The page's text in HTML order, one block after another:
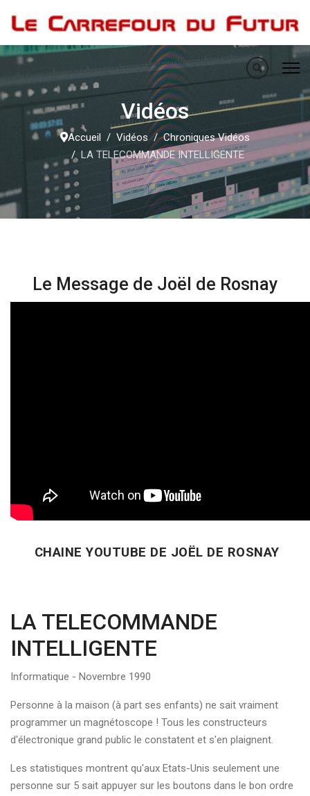
Vidéos
Accueil Vidéos
Chroniques Vidéos
LA TELECOMMANDE INTELLIGENTE
Le Message de Joël de Rosnay
CHAINE YOUTUBE DE JOËL DE ROSNAY
LA TELECOMMANDE
INTELLIGENTE
Informatique - Novembre 1990
Personne à la maison (à part ses enfants) ne sait vraiment
programmer un magnétoscope ! Tous les constructeurs
d'électronique grand public le constatent et s'en plaignent.
Les statistiques montrent qu'aux Etats-Unis seulement une
personne sur 5 sait appuyer sur les boutons dans le bon ordre